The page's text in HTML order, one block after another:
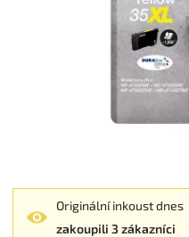
Originální inkoust dnes
zakoupili 3 zákazníci